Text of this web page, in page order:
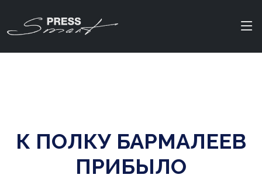
К ПОЛКУ БАРМАЛЕЕВ
ПРИБЫЛО